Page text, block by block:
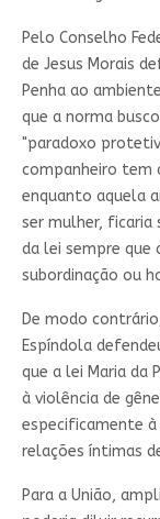
Pelo Conselho
de Jesus Morais
Penha ao
que a norma
"paradoxo
companheiro tem
enquanto aquela
ser mulher, ficaria
da lei sempre que
subordinação ou
De modo
Espíndola
que a lei Maria da
à violência de
especificamente
relações íntimas
Para a União,